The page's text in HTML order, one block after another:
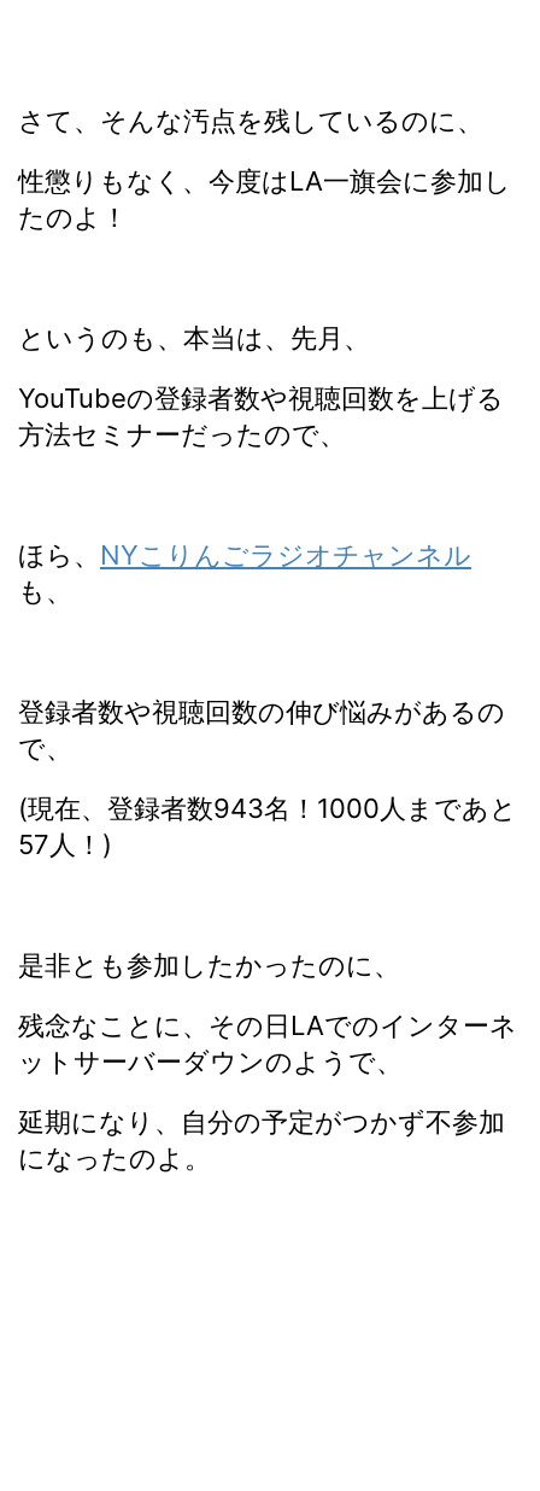
さて、そんな汚点を残しているのに、
性懲りもなく、今度はLA一旗会に参加し
たのよ！
というのも、本当は、先月、
YouTubeの登録者数や視聴回数を上げる
方法セミナーだったので、
ほら、 NYこりんごラジオチャンネル
も、
登録者数や視聴回数の伸び悩みがあるの
で、
(現在、登録者数943名！1000人まであと
57人！)
是非とも参加したかったのに、
残念なことに、その日LAでのインターネ
ットサーバーダウンのようで、
延期になり、自分の予定がつかず不参加
になったのよ。